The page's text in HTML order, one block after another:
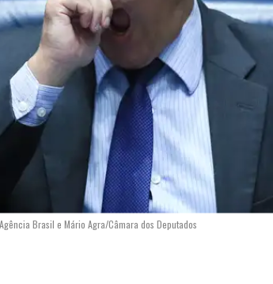
Brasil e Mário Agra/Câmara dos Deputados